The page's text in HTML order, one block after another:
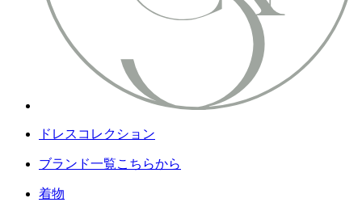
ドレスコレクション
ブランド一覧こちらから
着物